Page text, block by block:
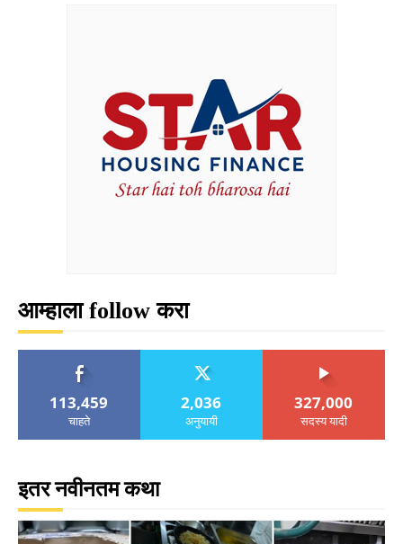
आम्हाला follow करा
113,459
चाहते
2,036
अनुयायी
327,000
सदस्य यादी
इतर नवीनतम कथा